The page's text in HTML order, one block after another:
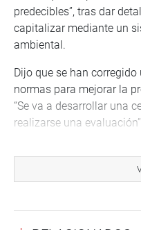
predecibles”, tras dar
capitalizar mediante un
ambiental.
Dijo que se han
normas para mejorar la
“Se va a desarrollar una
realizarse una
Minas, Francisco
la competitividad se ha